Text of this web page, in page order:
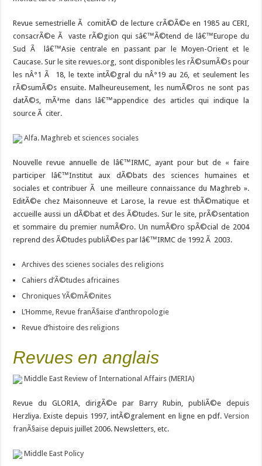
Revue semestrielle Ã comitÃ© de lecture crÃ©Ã©e en 1985 au CERI,
consacrÃ©e Ã vaste rÃ©gion qui sâ€™Ã©tend de lâ€™Europe du
Sud Ã lâ€™Asie centrale en passant par le Moyen-Orient et le
Caucase. Sur le site revues.org, sont disponibles les rÃ©sumÃ©s pour
les nÂ°1 Ã 18, le texte intÃ©gral du nÂ°19 au 26, et seulement les
rÃ©sumÃ©s ensuite. Malheureusement, les numÃ©ros ne sont pas
datÃ©s, mÃªme dans lâ€™appendice des articles qui indique la
source Ã citer.
Alfa. Maghreb et sciences sociales
Nouvelle revue annuelle de lâ€™IRMC, ayant pour but de « faire
participer lâ€™Institut aux dÃ©bats des sciences humaines et
sociales et contribuer Ã une meilleure connaissance du Maghreb ».
EditÃ©e chez Maisonneuve et Larose, la revue est thÃ©matique et
accueille aussi un dÃ©bat et des Ã©tudes. Sur le site, prÃ©sentation
et sommaire du premier numÃ©ro. Un numÃ©ro spÃ©cial de 2004
reprend des Ã©tudes publiÃ©es par lâ€™IRMC de 1992 Ã 2003.
Archives des scienes sociales des religions
Cahiers d’Ã©tudes africaines
Chroniques YÃ©mÃ©nites
L’Homme, Revue franÃ§aise d’anthropologie
Revue d’histoire des religions
Revues en anglais
Middle East Review of International Affairs (MERIA)
Revue du GLORIA, dirigÃ©e par Barry Rubin, publiÃ©e depuis
Herzliya. Existe depuis 1997, intÃ©gralement en ligne en pdf. Version
franÃ§aise depuis juillet 2006. Newsletters, etc.
Middle East Policy